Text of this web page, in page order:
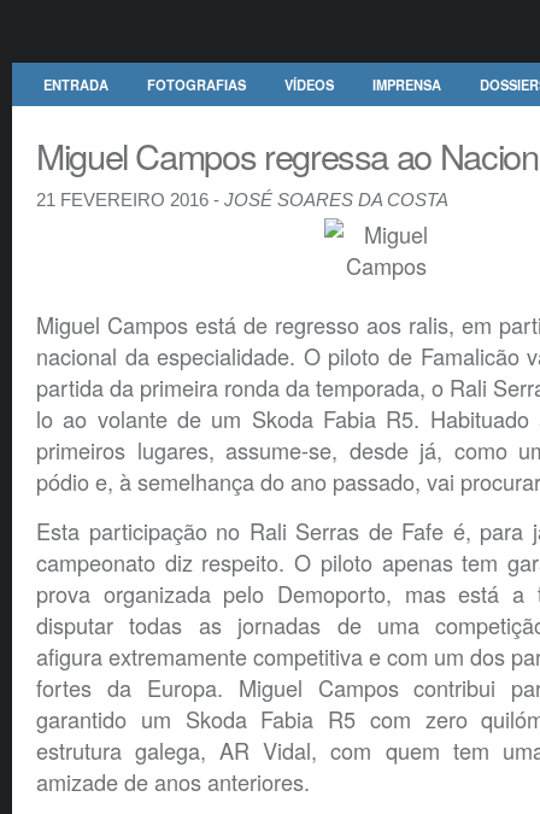
ENTRADA FOTOGRAFIAS VÍDEOS IMPRENSA
Miguel Campos regressa ao
21 FEVEREIRO 2016 - JOSÉ SOARES DA COSTA
Miguel Campos está de regresso aos ralis, em
nacional da especialidade. O piloto de Famalicão
partida da primeira ronda da temporada, o Rali
lo ao volante de um Skoda Fabia R5.
primeiros lugares, assume-se, desde já, como
pódio e, à semelhança do ano passado, vai
Esta participação no Rali Serras de Fafe é, para
campeonato diz respeito. O piloto apenas tem
prova organizada pelo Demoporto, mas está a
disputar todas as jornadas de uma
afigura extremamente competitiva e com um dos
fortes da Europa. Miguel Campos contribui
garantido um Skoda Fabia R5 com zero
estrutura galega, AR Vidal, com quem tem
amizade de anos anteriores.